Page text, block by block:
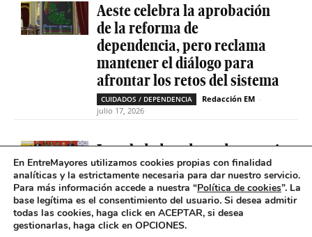
Aeste celebra la aprobación
de la reforma de
dependencia, pero reclama
mantener el diálogo para
afrontar los retos del sistema
CUIDADOS / DEPENDENCIA Redacción EM -
julio 17, 2026
La soledad no deseada es casi
cinco veces superior entre
personas que tienen
problemas de salud mental
SOLEDAD NO DESEADA Redacción EM
julio 16, 2026
En EntreMayores utilizamos cookies propias con finalidad
analíticas y la estrictamente necesaria para dar nuestro servicio.
Para más información accede a nuestra “Política de cookies”. La
base legítima es el consentimiento del usuario. Si desea admitir
todas las cookies, haga click en ACEPTAR, si desea
gestionarlas, haga click en OPCIONES.